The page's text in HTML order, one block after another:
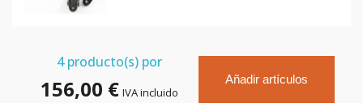
4producto(s) por
156,00 € IVA incluido
Añadir artículos